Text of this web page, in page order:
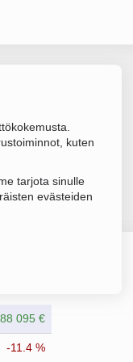
kuten
tarjota sinulle
evästeiden
ja hallinta,
095 €
-11.4 %